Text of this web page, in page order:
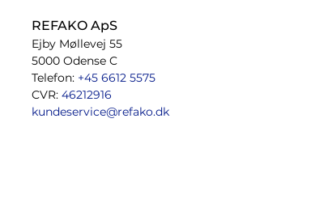
REFAKO ApS
Ejby Møllevej 55
5000 Odense C
Telefon: +45 6612 5575
CVR: 46212916
kundeservice@refako.dk